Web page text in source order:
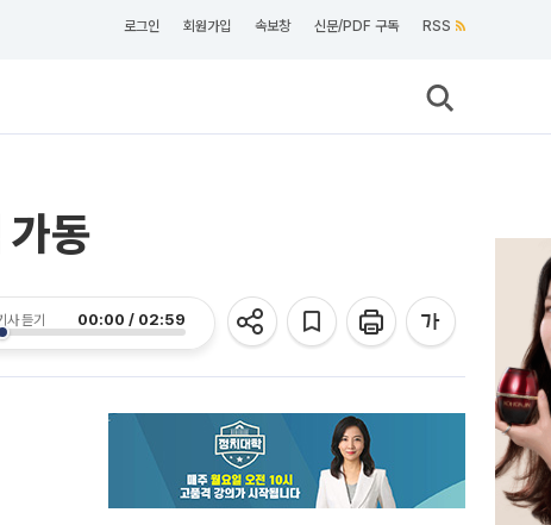
로그인 회원가입 속보창 신문/PDF 구독 RSS
동
사 듣기 00:00 / 02:59